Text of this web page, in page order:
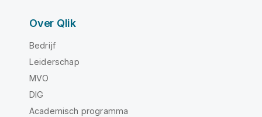
Over Qlik
Bedrijf
Leiderschap
MVO
DIG
Academisch programma